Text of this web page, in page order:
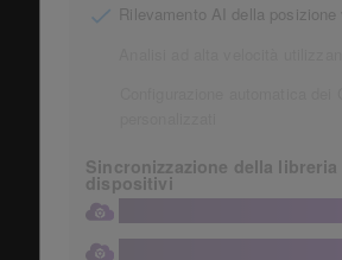
Rilevamento AI della posizione
Sincronizzazione della
dispositivi